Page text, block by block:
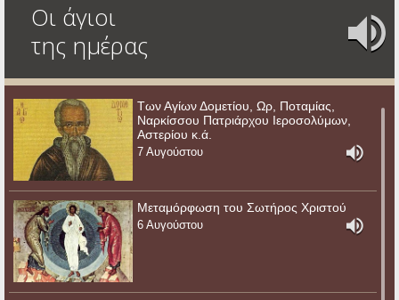
Οι άγιοι
της ημέρας
Των Αγίων Δομετίου, Ωρ, Ποταμίας,
Ναρκίσσου Πατριάρχου Ιεροσολύμων,
Αστερίου κ.ά.
7 Αυγούστου
Μεταμόρφωση του Σωτήρος Χριστού
6 Αυγούστου